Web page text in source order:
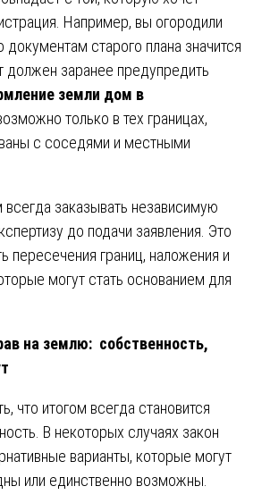
Например, вы огородили
документам старого плана значится
должен заранее предупредить
земли дом в
только в тех границах,
с соседями и местными
заказывать независимую
до подачи заявления. Это
пересечения границ, наложения и
могут стать основанием для
на землю: собственность,
что итогом всегда становится
В некоторых случаях закон
варианты, которые могут
или единственно возможны.